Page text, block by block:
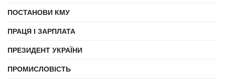
ПОСТАНОВИ КМУ
ПРАЦЯ І ЗАРПЛАТА
ПРЕЗИДЕНТ УКРАЇНИ
ПРОМИСЛОВІСТЬ